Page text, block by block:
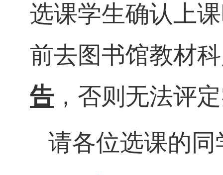
选课学生确认上
前去图书馆教材
告 ，否则无法评
请各位选课的同